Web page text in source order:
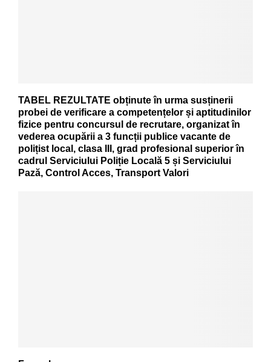
TABEL REZULTATE obținute în urma susținerii
probei de verificare a competențelor și aptitudinilor
fizice pentru concursul de recrutare, organizat în
vederea ocupării a 3 funcții publice vacante de
polițist local, clasa III, grad profesional superior în
cadrul Serviciului Poliție Locală 5 și Serviciului
Pază, Control Acces, Transport Valori